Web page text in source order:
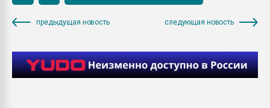
предыдущая новость следующая новость